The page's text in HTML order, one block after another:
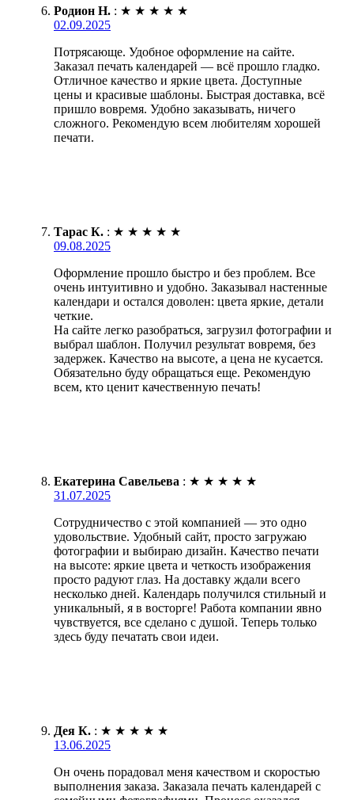
Родион Н. : ★ ★ ★ ★ ★
02.09.2025
Потрясающе. Удобное оформление на сайте.
Заказал печать календарей — всё прошло гладко.
Отличное качество и яркие цвета. Доступные
цены и красивые шаблоны. Быстрая доставка, всё
пришло вовремя. Удобно заказывать, ничего
сложного. Рекомендую всем любителям хорошей
печати.
Тарас К. : ★ ★ ★ ★ ★
09.08.2025
Оформление прошло быстро и без проблем. Все
очень интуитивно и удобно. Заказывал настенные
календари и остался доволен: цвета яркие, детали
четкие.
На сайте легко разобраться, загрузил фотографии и
выбрал шаблон. Получил результат вовремя, без
задержек. Качество на высоте, а цена не кусается.
Обязательно буду обращаться еще. Рекомендую
всем, кто ценит качественную печать!
Екатерина Савельева : ★ ★ ★ ★ ★
31.07.2025
Сотрудничество с этой компанией — это одно
удовольствие. Удобный сайт, просто загружаю
фотографии и выбираю дизайн. Качество печати
на высоте: яркие цвета и четкость изображения
просто радуют глаз. На доставку ждали всего
несколько дней. Календарь получился стильный и
уникальный, я в восторге! Работа компании явно
чувствуется, все сделано с душой. Теперь только
здесь буду печатать свои идеи.
Дея К. : ★ ★ ★ ★ ★
13.06.2025
Он очень порадовал меня качеством и скоростью
выполнения заказа. Заказала печать календарей с